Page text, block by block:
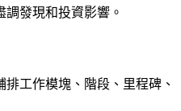
發現和投資影響。
工作模塊、階段、里程碑、